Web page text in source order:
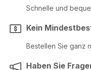
Schnelle und
Kein
Bestellen Sie ganz
Haben Sie